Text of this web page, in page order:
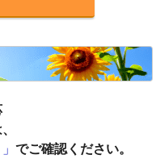
」でご確認ください。